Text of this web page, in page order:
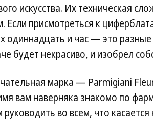
искусства. Их техническая
Если присмотреться к
одиннадцать и час — это
будет некрасиво, и изобрел
марка — Parmigiani
вам наверняка знакомо по
во всем, что